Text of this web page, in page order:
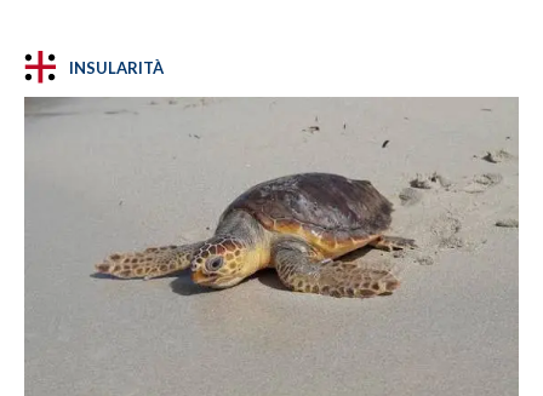
INSULARITÀ